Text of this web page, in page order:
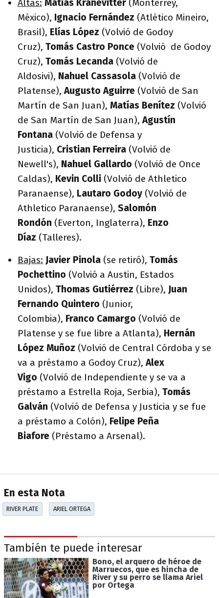
Altas: Matías Kranevitter (Monterrey,
México), Ignacio Fernández (Atlético Mineiro,
Brasil), Elías López (Volvió de Godoy
Cruz), Tomás Castro Ponce (Volvió de Godoy
Cruz), Tomás Lecanda (Volvió de
Aldosivi), Nahuel Cassasola (Volvió de
Platense),Augusto Aguirre (Volvió de San
Martín de San Juan), Matías Benítez (Volvió
de San Martín de San Juan),Agustín
Fontana (Volvió de Defensa y
Justicia), Cristian Ferreira (Volvió de
Newell's), Nahuel Gallardo (Volvió de Once
Caldas), Kevin Colli (Volvió de Athletico
Paranaense), Lautaro Godoy (Volvió de
Athletico Paranaense), Salomón
Rondón (Everton, Inglaterra), Enzo
Díaz (Talleres).
Bajas: Javier Pinola (se retiró), Tomás
Pochettino (Volvió a Austin, Estados
Unidos), Thomas Gutiérrez (Libre), Juan
Fernando Quintero (Junior,
Colombia), Franco Camargo (Volvió de
Platense y se fue libre a Atlanta), Hernán
López Muñoz (Volvió de Central Córdoba y se
va a préstamo a Godoy Cruz),Alex
Vigo (Volvió de Independiente y se va a
préstamo a Estrella Roja, Serbia), Tomás
Galván (Volvió de Defensa y Justicia y se fue
a préstamo a Colón), Felipe Peña
Biafore (Préstamo a Arsenal).
En esta Nota
RIVER PLATE ARIEL ORTEGA
También te puede interesar
Bono, el arquero de héroe de
Marruecos, que es hincha de
River y su perro se llama Ariel
por Ortega